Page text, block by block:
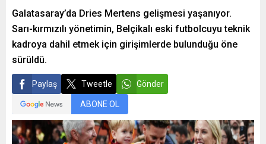
Galatasaray’da Dries Mertens gelişmesi yaşanıyor.
Sarı-kırmızılı yönetimin, Belçikalı eski futbolcuyu teknik
kadroya dahil etmek için girişimlerde bulunduğu öne
sürüldü.
Paylaş Tweetle Gönder
ABONE OL